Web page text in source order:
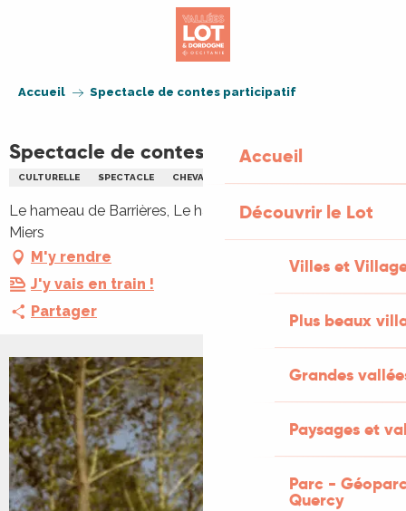
Accueil
Découvrir le Lot
Villes et
Plus beaux
Grandes
Paysages et
Parc -
Quercy
Accueil Spectacle de contes participatif
Spectacle de contes participatif
CULTURELLE SPECTACLE CHEVAL
Le hameau de Barrières, Le hameau de Barrières, 46500
Miers
M'y rendre
J'y vais en train !
Partager
+1 PHOTO